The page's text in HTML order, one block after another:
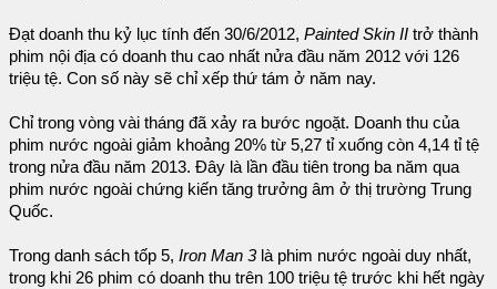
Đạt doanh thu kỷ lục tính đến 30/6/2012, Painted Skin II trở thành
phim nội địa có doanh thu cao nhất nửa đầu năm 2012 với 126
triệu tệ. Con số này sẽ chỉ xếp thứ tám ở năm nay.
Chỉ trong vòng vài tháng đã xảy ra bước ngoặt. Doanh thu của
phim nước ngoài giảm khoảng 20% từ 5,27 tỉ xuống còn 4,14 tỉ tệ
trong nửa đầu năm 2013. Đây là lần đầu tiên trong ba năm qua
phim nước ngoài chứng kiến tăng trưởng âm ở thị trường Trung
Quốc.
Trong danh sách tốp 5, Iron Man 3là phim nước ngoài duy nhất,
trong khi 26 phim có doanh thu trên 100 triệu tệ trước khi hết ngày